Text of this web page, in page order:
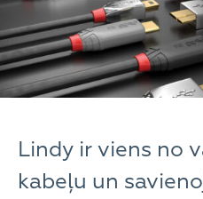
Lindy ir viens no
kabeļu un